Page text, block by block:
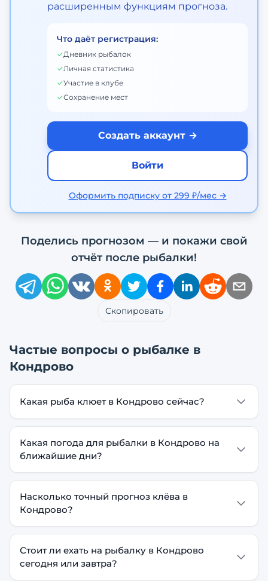
расширенным функциям прогноза.
Что даёт регистрация:
✓Дневник рыбалок
✓Личная статистика
✓Участие в клубе
✓Сохранение мест
Создать аккаунт →
Войти
Оформить подписку от 299 ₽/мес →
Поделись прогнозом — и покажи свой
отчёт после рыбалки!
Скопировать
Частые вопросы о рыбалке в
Кондрово
Какая рыба клюет в Кондрово сейчас?
Какая погода для рыбалки в Кондрово на
ближайшие дни?
Насколько точный прогноз клёва в
Кондрово?
Стоит ли ехать на рыбалку в Кондрово
сегодня или завтра?